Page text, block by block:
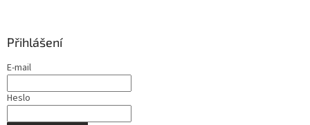
Přihlášení
E-mail
Heslo